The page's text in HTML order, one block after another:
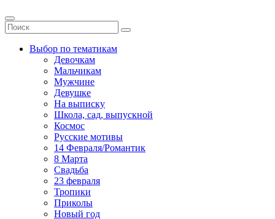
Выбор по тематикам
Девочкам
Мальчикам
Мужчине
Девушке
На выписку
Школа, сад, выпускной
Космос
Русские мотивы
14 Февраля/Романтик
8 Марта
Свадьба
23 февраля
Тропики
Приколы
Новый год